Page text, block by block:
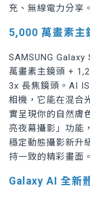
充、無線電力分享。
5,000 萬畫素主
SAMSUNG
萬畫素主鏡頭 +
3x 長焦鏡頭。AI
相機，它能在混合
實呈現你的自然膚
亮夜幕攝影」功能
穩定動態攝影新升
持一致的精彩畫面。
Galaxy AI 全新